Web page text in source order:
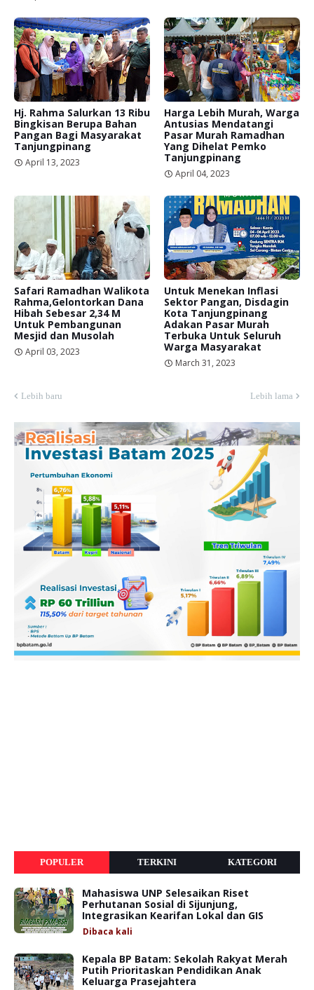
Hj. Rahma Salurkan 13 Ribu
Bingkisan Berupa Bahan
Pangan Bagi Masyarakat
Tanjungpinang
April 13, 2023
Harga Lebih Murah, Warga
Antusias Mendatangi
Pasar Murah Ramadhan
Yang Dihelat Pemko
Tanjungpinang
April 04, 2023
Safari Ramadhan Walikota
Rahma,Gelontorkan Dana
Hibah Sebesar 2,34 M
Untuk Pembangunan
Mesjid dan Musolah
April 03, 2023
Untuk Menekan Inflasi
Sektor Pangan, Disdagin
Kota Tanjungpinang
Adakan Pasar Murah
Terbuka Untuk Seluruh
Warga Masyarakat
March 31, 2023
Lebih baru Lebih lama
POPULER TERKINI KATEGORI
Mahasiswa UNP Selesaikan Riset
Perhutanan Sosial di Sijunjung,
Integrasikan Kearifan Lokal dan GIS
Dibaca kali
Kepala BP Batam: Sekolah Rakyat Merah
Putih Prioritaskan Pendidikan Anak
Keluarga Prasejahtera